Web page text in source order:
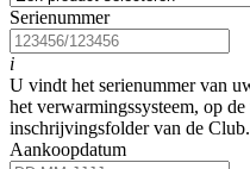
Serienummer
i
U vindt het serienummer van
het verwarmingssysteem, op
inschrijvingsfolder van de Club.
Aankoopdatum